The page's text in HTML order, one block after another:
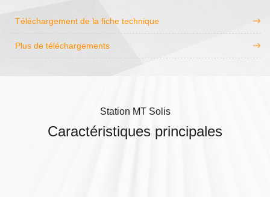
Téléchargement de la fiche technique
Plus de téléchargements
Station MT Solis
Caractéristiques principales